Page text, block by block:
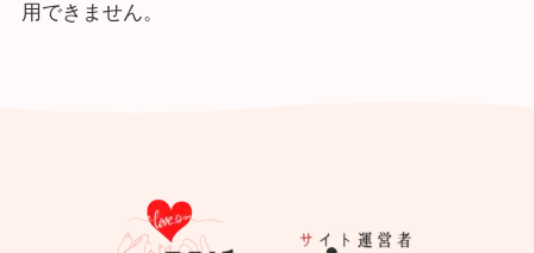
用できません。